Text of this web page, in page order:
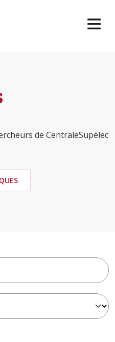
de CentraleSupélec